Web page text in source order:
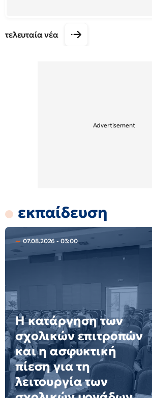
τελευταία νέα
εκπαίδευση
07.08.2026 - 03:00
Η κατάργηση των
σχολικών επιτροπών
και η ασφυκτική
πίεση για τη
λειτουργία των